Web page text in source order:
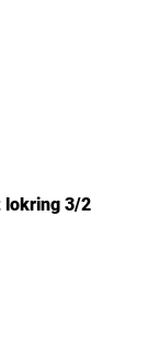
lokring 3/2